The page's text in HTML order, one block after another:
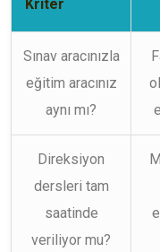
Kriter
Sınav aracınızla
eğitim aracınız
aynı mı?
Direksiyon
dersleri tam
saatinde
veriliyor mu?